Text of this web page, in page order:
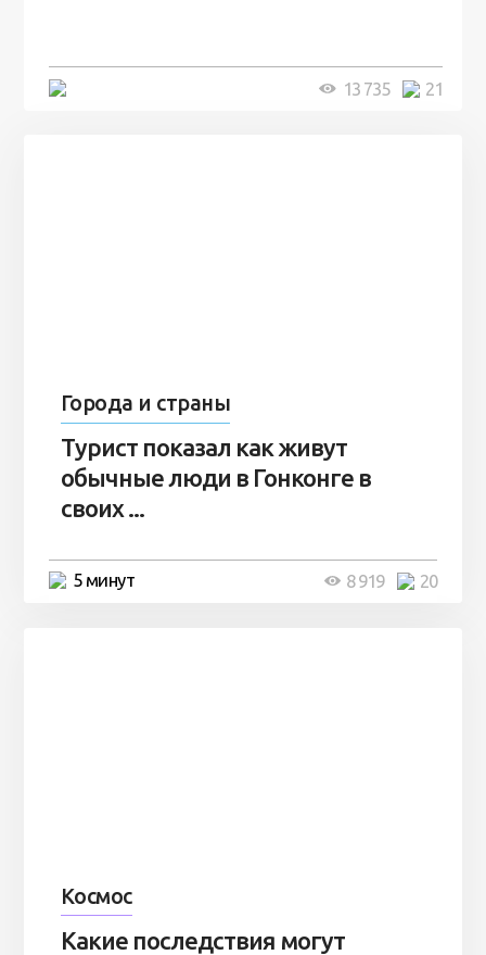
21
13 735
Города и страны
Турист показал как живут
обычные люди в Гонконге в
своих ...
5 минут 20
8 919
Космос
Какие последствия могут